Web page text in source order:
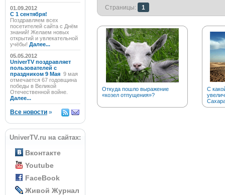
01.09.2012
C 1 сентября!
Поздравляем всех
посетителей сайта с Днём
знаний! Желаем новых
открытий и увлекательной
учёбы! Далее...
05.05.2012
UniverTV поздравляет
пользователей с
праздником 9 Мая 9 мая
отмечается 67 годовщина
победы в Великой
Отечественной войне.
Далее...
Все новости »
UniverTV.ru на сайтах:
Вконтакте
Youtube
FaceBook
Живой Журнал
Страницы: 1
Откуда пошло выражение
«козел отпущения»?
С